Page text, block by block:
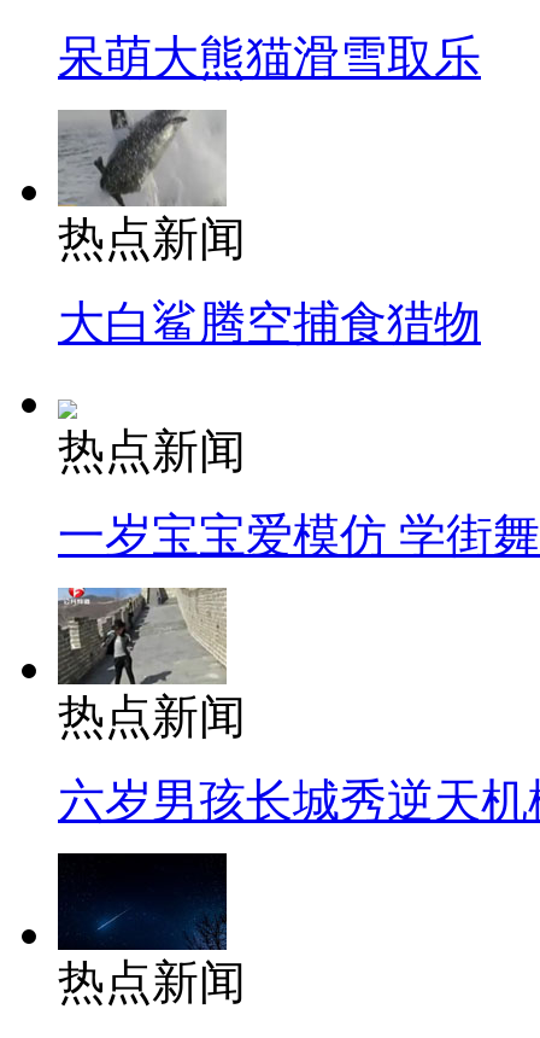
呆萌大熊猫滑雪取乐
热点新闻
大白鲨腾空捕食猎物
热点新闻
一岁宝宝爱模仿 学街
热点新闻
六岁男孩长城秀逆天机
热点新闻